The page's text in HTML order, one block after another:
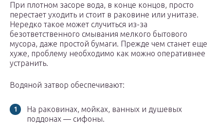
При плотном засоре вода, в конце концов, просто
перестает уходить и стоит в раковине или унитазе.
Нередко такое может случиться из-за
безответственного смывания мелкого бытового
мусора, даже простой бумаги. Прежде чем станет еще
хуже, проблему необходимо как можно оперативнее
устранить.
Водяной затвор обеспечивают:
На раковинах, мойках, ванных и душевых
поддонах — сифоны.